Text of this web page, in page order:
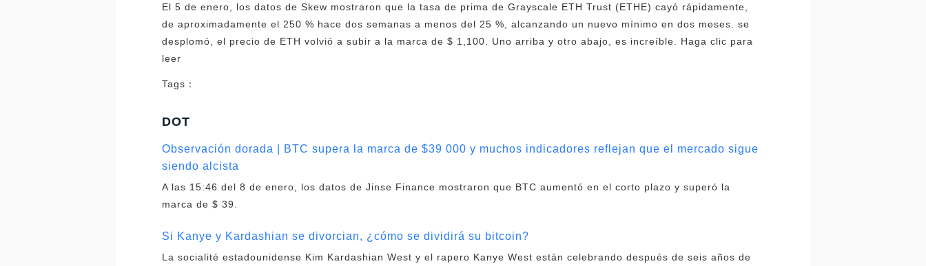
El 5 de enero, los datos de Skew mostraron que la tasa de prima de Grayscale ETH Trust (ETHE) cayó rápidamente,
de aproximadamente el 250 % hace dos semanas a menos del 25 %, alcanzando un nuevo mínimo en dos meses. se
desplomó, el precio de ETH volvió a subir a la marca de $ 1,100. Uno arriba y otro abajo, es increíble. Haga clic para
leer
Tags：
DOT
Observación dorada | BTC supera la marca de $39 000 y muchos indicadores reflejan que el mercado sigue
siendo alcista
A las 15:46 del 8 de enero, los datos de Jinse Finance mostraron que BTC aumentó en el corto plazo y superó la
marca de $ 39.
Si Kanye y Kardashian se divorcian, ¿cómo se dividirá su bitcoin?
La socialité estadounidense Kim Kardashian West y el rapero Kanye West están celebrando después de seis años de